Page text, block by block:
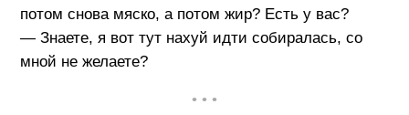
потом снова мяско, а потом жир? Есть у вас?
— Знаете, я вот тут нахуй идти собиралась, со
мной не желаете?
• • •